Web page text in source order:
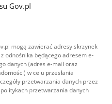
Gov.pl
mogą zawierać adresy skrzynek
odnośnika będącego adresem e-
danych (adres e-mail oraz
w celu przesłania
przetwarzania danych przez
przetwarzania danych